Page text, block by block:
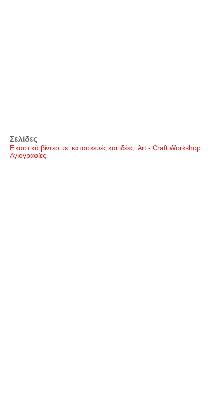
Σελίδες
Εικαστικά βίντεο με: κατασκευές και ιδέες: Art - Craft Workshop
Αγιογραφίες